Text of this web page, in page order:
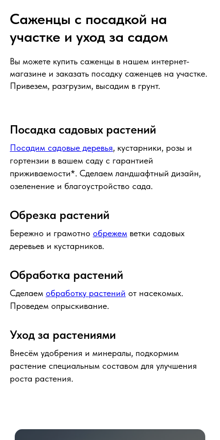
Саженцы с посадкой на
участке и уход за садом
Вы можете купить саженцы в нашем интернет-
магазине и заказать посадку саженцев на участке.
Привезем, разгрузим, высадим в грунт.
Посадка садовых растений
Посадим садовые деревья, кустарники, розы и
гортензии в вашем саду с гарантией
приживаемости*. Сделаем ландшафтный дизайн,
озеленение и благоустройство сада.
Обрезка растений
Бережно и грамотно обрежем ветки садовых
деревьев и кустарников.
Обработка растений
Сделаем обработку растений от насекомых.
Проведем опрыскивание.
Уход за растениями
Внесём удобрения и минералы, подкормим
растение специальным составом для улучшения
роста растения.